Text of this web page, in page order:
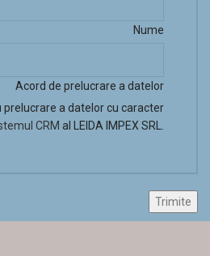
Nume
Acord de prelucrare a datelor
prelucrare a datelor cu caracter
CRM al LEIDA IMPEX SRL.